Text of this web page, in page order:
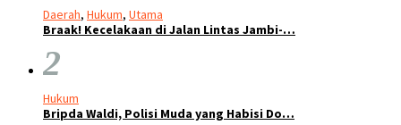
Daerah, Hukum, Utama
Braak! Kecelakaan di Jalan Lintas Jambi-…
2
Hukum
Bripda Waldi, Polisi Muda yang Habisi Do…